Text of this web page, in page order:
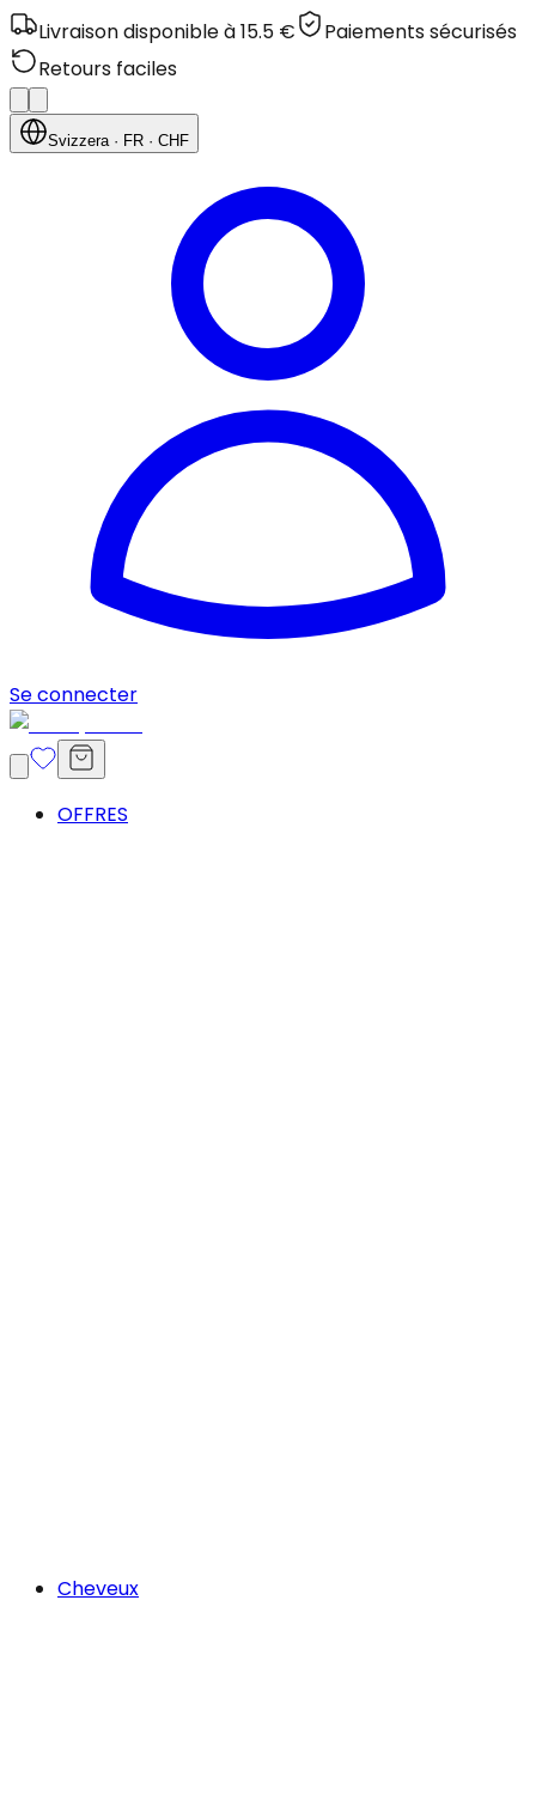
Livraison disponible à 15.5 €
Paiements sécurisés
Retours faciles
Svizzera· FR · CHF
Se connecter
OFFRES
Cheveux